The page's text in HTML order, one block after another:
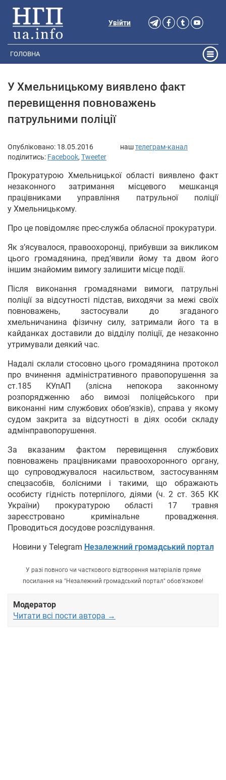
Увійти
ГОЛОВНА
У Хмельницькому виявлено факт
перевищення повноважень
патрульними поліції
Опубліковано: 18.05.2016 наштелеграм-канал
поділитись: Facebook, Tweeter
Прокуратурою Хмельницької області виявлено факт
незаконного затримання місцевого мешканця
працівниками управління патрульної поліції
у Хмельницькому.
Про це повідомляє прес-служба обласної прокуратури.
Як з’ясувалося, правоохоронці, прибувши за викликом
цього громадянина, пред’явили йому та двом його
іншим знайомим вимогу залишити місце події.
Після виконання громадянами вимоги, патрульні
поліції за відсутності підстав, виходячи за межі своїх
повноважень, застосували до згаданого
хмельничанина фізичну силу, затримали його та в
кайданках доставили до відділу поліції, де незаконно
утримували деякий час.
Надалі склали стосовно цього громадянина протокол
про вчинення адміністративного правопорушення за
ст.185 КУпАП (злісна непокора законному
розпорядженню або вимозі поліцейського при
виконанні ним службових обов’язків), справа у якому
судом закрита за відсутності в діях особи складу
адмінправопорушення.
За вказаним фактом перевищення службових
повноважень працівниками правоохоронного органу,
що супроводжувалося насильством, застосуванням
спецзасобів, болісними і такими, що ображають
особисту гідність потерпілого, діями (ч. 2 ст. 365 КК
України) прокуратурою області 17 травня
зареєстровано кримінальне провадження.
Проводиться досудове розслідування.
Новини у Telegram Незалежний громадський портал
У разі повного чи часткового відтворення матеріалів пряме
посилання на "Незалежний громадський портал" обов'язкове!
Модератор
Читати всі пости автора →